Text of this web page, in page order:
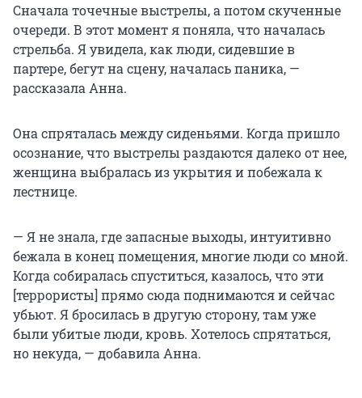
Сначала точечные выстрелы, а потом скученные
очереди. В этот момент я поняла, что началась
стрельба. Я увидела, как люди, сидевшие в
партере, бегут на сцену, началась паника, —
рассказала Анна.
Она спряталась между сиденьями. Когда пришло
осознание, что выстрелы раздаются далеко от нее,
женщина выбралась из укрытия и побежала к
лестнице.
— Я не знала, где запасные выходы, интуитивно
бежала в конец помещения, многие люди со мной.
Когда собиралась спуститься, казалось, что эти
[террористы] прямо сюда поднимаются и сейчас
убьют. Я бросилась в другую сторону, там уже
были убитые люди, кровь. Хотелось спрятаться,
но некуда, — добавила Анна.